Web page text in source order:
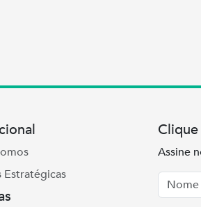
Estratégicas
Assine
Nome
Email